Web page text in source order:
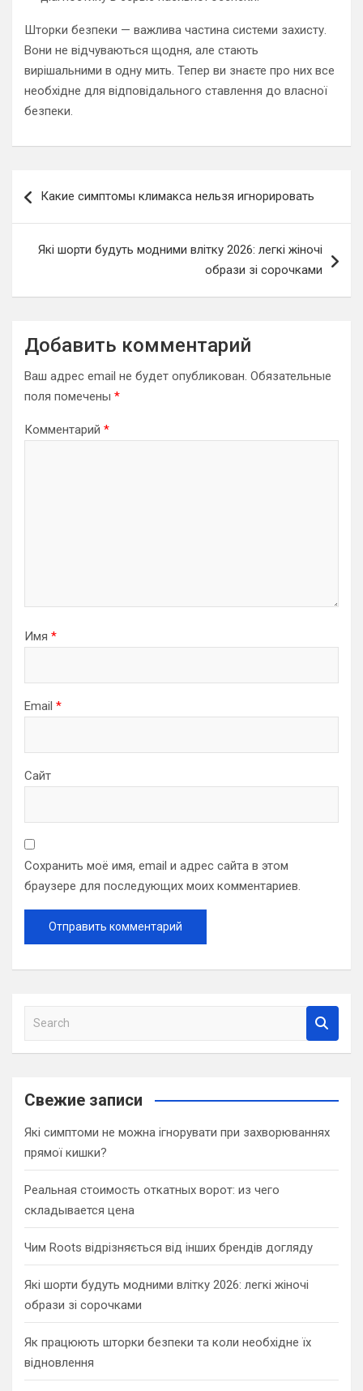
Шторки безпеки — важлива частина системи захисту.
Вони не відчуваються щодня, але стають
вирішальними в одну мить. Тепер ви знаєте про них все
необхідне для відповідального ставлення до власної
безпеки.
по
Какие симптомы климакса нельзя игнорировать
Які шорти будуть модними влітку 2026: легкі жіночі
образи зі сорочками
Добавить комментарий
Ваш адрес email не будет опубликован. Обязательные
поля помечены *
Комментарий *
Имя *
Email *
Сайт
Сохранить моё имя, email и адрес сайта в этом
браузере для последующих моих комментариев.
a
c
Свежие записи
Які симптоми не можна ігнорувати при захворюваннях
прямої кишки?
Реальная стоимость откатных ворот: из чего
складывается цена
Чим Roots відрізняється від інших брендів догляду
Які шорти будуть модними влітку 2026: легкі жіночі
образи зі сорочками
Як працюють шторки безпеки та коли необхідне їх
відновлення